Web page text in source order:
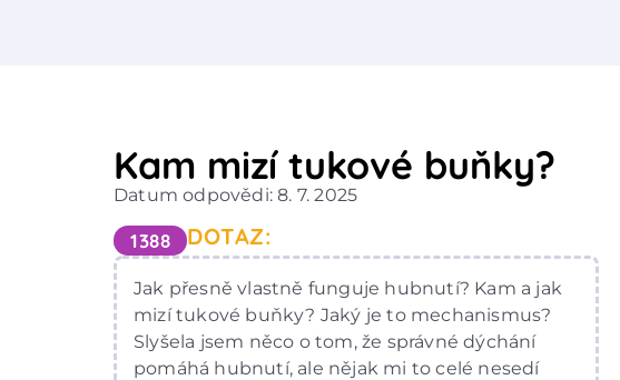
Kam mizí tukové buňky?
Datum odpovědi: 8. 7. 2025
1388 DOTAZ:
Jak přesně vlastně funguje hubnutí? Kam a jak
mizí tukové buňky? Jaký je to mechanismus?
Slyšela jsem něco o tom, že správné dýchání
pomáhá hubnutí, ale nějak mi to celé nesedí